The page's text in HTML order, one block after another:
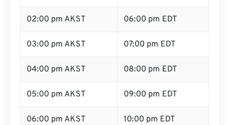
02:00 pm AKST 06:00 pm EDT
03:00 pm AKST 07:00 pm EDT
04:00 pm AKST 08:00 pm EDT
05:00 pm AKST 09:00 pm EDT
06:00 pm AKST 10:00 pm EDT